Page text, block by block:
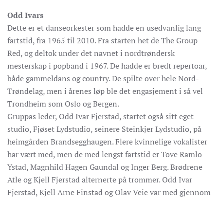
Odd Ivars
Dette er et danseorkester som hadde en usedvanlig lang
fartstid, fra 1965 til 2010. Fra starten het de The Group
Red, og deltok under det navnet i nordtrøndersk
mesterskap i popband i 1967. De hadde er bredt repertoar,
både gammeldans og country. De spilte over hele Nord-
Trøndelag, men i årenes løp ble det engasjement i så vel
Trondheim som Oslo og Bergen.
Gruppas leder, Odd Ivar Fjerstad, startet også sitt eget
studio, Fjøset Lydstudio, seinere Steinkjer Lydstudio, på
heimgården Brandsegghaugen. Flere kvinnelige vokalister
har vært med, men de med lengst fartstid er Tove Ramlo
Ystad, Magnhild Hagen Gaundal og Inger Berg. Brødrene
Atle og Kjell Fjerstad alternerte på trommer. Odd Ivar
Fjerstad, Kjell Arne Finstad og Olav Veie var med gjennom